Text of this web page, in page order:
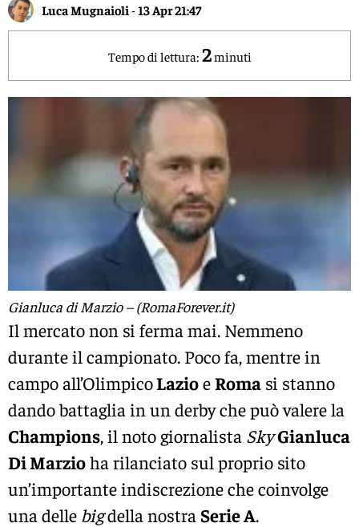
Luca Mugnaioli -13 Apr 21:47
Tempo di lettura: 2minuti
Gianluca di Marzio – (RomaForever.it)
Il mercato non si ferma mai. Nemmeno
durante il campionato. Poco fa, mentre in
campo all’OlimpicoLazioeRoma si stanno
dando battaglia in un derby che può valere la
Champions, il noto giornalista SkyGianluca
Di Marzioha rilanciato sul proprio sito
un’importante indiscrezione che coinvolge
una delle bigdella nostra Serie A.